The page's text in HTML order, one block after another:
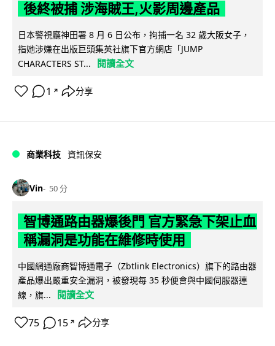
後終被捕 涉海賊王,火影周邊產品
日本警視廳神田署 8 月 6 日公布，拘捕一名 32 歲大阪女子，
指她涉嫌在出版巨頭集英社旗下官方網店「JUMP
CHARACTERS ST...
閱讀全文
1 ↗ 分享
商業科技 資訊保安
Vin 50 分
智博通路由器爆後門 官方緊急下架止血
稱漏洞是功能在維修時使用
中國網通廠商智博通電子（Zbtlink Electronics）旗下的路由器
產品爆出嚴重安全漏洞，被發現每 35 秒便會與中國伺服器連
線，旗...
閱讀全文
75 15 ↗ 分享